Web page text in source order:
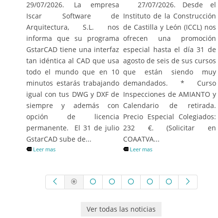
29/07/2026. La empresa
Iscar Software de
Arquitectura, S.L. nos
informa que su programa
GstarCAD tiene una interfaz
tan idéntica al CAD que usa
todo el mundo que en 10
minutos estarás trabajando
igual con tus DWG y DXF de
siempre y además con
opción de licencia
permanente. El 31 de julio
GstarCAD sube de...
Leer mas
27/07/2026. Desde el
Instituto de la Construcción
de Castilla y León (ICCL) nos
ofrecen una promoción
especial hasta el día 31 de
agosto de seis de sus cursos
que están siendo muy
demandados. * Curso
Inspecciones de AMIANTO y
Calendario de retirada.
Precio Especial Colegiados:
232 €. (Solicitar en
COAATVA...
Leer mas
Ver todas las noticias